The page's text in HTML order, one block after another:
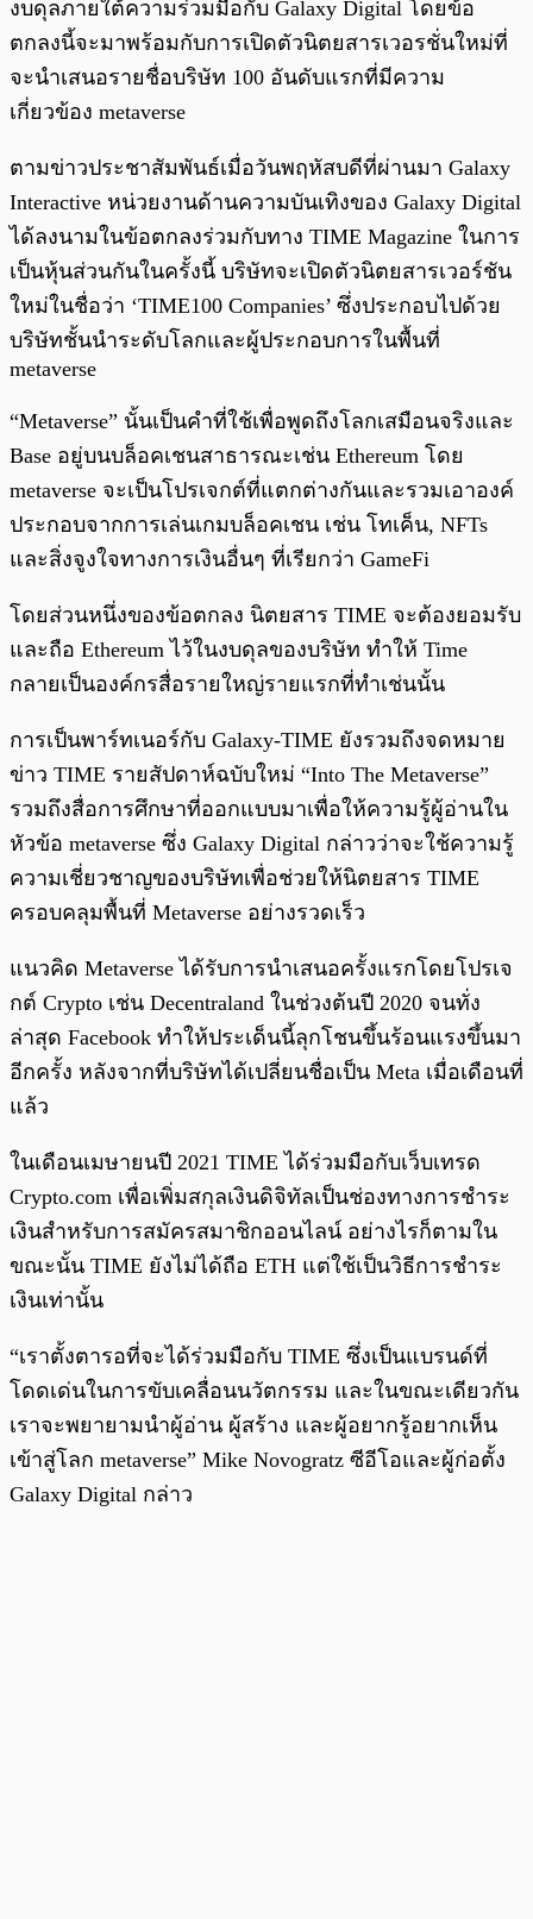
งบดุลภายใต้ความร่วมมือกับ Galaxy Digital โดยข้อ
ตกลงนี้จะมาพร้อมกับการเปิดตัวนิตยสารเวอรชั่นใหม่ที่
จะนำเสนอรายชื่อบริษัท 100 อันดับแรกที่มีความ
เกี่ยวข้อง metaverse
ตามข่าวประชาสัมพันธ์เมื่อวันพฤหัสบดีที่ผ่านมา Galaxy
Interactive หน่วยงานด้านความบันเทิงของ Galaxy Digital
ได้ลงนามในข้อตกลงร่วมกับทาง TIME Magazine ในการ
เป็นหุ้นส่วนกันในครั้งนี้ บริษัทจะเปิดตัวนิตยสารเวอร์ชัน
ใหม่ในชื่อว่า ‘TIME100 Companies’ ซึ่งประกอบไปด้วย
บริษัทชั้นนำระดับโลกและผู้ประกอบการในพื้นที่
metaverse
“Metaverse” นั้นเป็นคำที่ใช้เพื่อพูดถึงโลกเสมือนจริงและ
Base อยู่บนบล็อคเชนสาธารณะเช่น Ethereum โดย
metaverse จะเป็นโปรเจกต์ที่แตกต่างกันและรวมเอาองค์
ประกอบจากการเล่นเกมบล็อคเชน เช่น โทเค็น, NFTs
และสิ่งจูงใจทางการเงินอื่นๆ ที่เรียกว่า GameFi
โดยส่วนหนึ่งของข้อตกลง นิตยสาร TIME จะต้องยอมรับ
และถือ Ethereum ไว้ในงบดุลของบริษัท ทำให้ Time
กลายเป็นองค์กรสื่อรายใหญ่รายแรกที่ทำเช่นนั้น
การเป็นพาร์ทเนอร์กับ Galaxy-TIME ยังรวมถึงจดหมาย
ข่าว TIME รายสัปดาห์ฉบับใหม่ “Into The Metaverse”
รวมถึงสื่อการศึกษาที่ออกแบบมาเพื่อให้ความรู้ผู้อ่านใน
หัวข้อ metaverse ซึ่ง Galaxy Digital กล่าวว่าจะใช้ความรู้
ความเชี่ยวชาญของบริษัทเพื่อช่วยให้นิตยสาร TIME
ครอบคลุมพื้นที่ Metaverse อย่างรวดเร็ว
แนวคิด Metaverse ได้รับการนำเสนอครั้งแรกโดยโปรเจ
กต์ Crypto เช่น Decentraland ในช่วงต้นปี 2020 จนทั่ง
ล่าสุด Facebook ทำให้ประเด็นนี้ลุกโชนขึ้นร้อนแรงขึ้นมา
อีกครั้ง หลังจากที่บริษัทได้เปลี่ยนชื่อเป็น Meta เมื่อเดือนที่
แล้ว
ในเดือนเมษายนปี 2021 TIME ได้ร่วมมือกับเว็บเทรด
Crypto.com เพื่อเพิ่มสกุลเงินดิจิทัลเป็นช่องทางการชำระ
เงินสำหรับการสมัครสมาชิกออนไลน์ อย่างไรก็ตามใน
ขณะนั้น TIME ยังไม่ได้ถือ ETH แต่ใช้เป็นวิธีการชำระ
เงินเท่านั้น
“เราตั้งตารอที่จะได้ร่วมมือกับ TIME ซึ่งเป็นแบรนด์ที่
โดดเด่นในการขับเคลื่อนนวัตกรรม และในขณะเดียวกัน
เราจะพยายามนำผู้อ่าน ผู้สร้าง และผู้อยากรู้อยากเห็น
เข้าสู่โลก metaverse” Mike Novogratz ซีอีโอและผู้ก่อตั้ง
Galaxy Digital กล่าว